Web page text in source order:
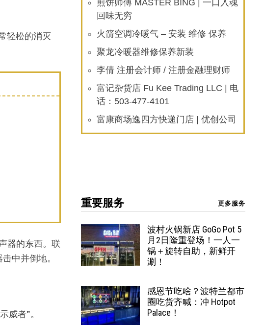
轻松的消灭
器的东西。联
中并倒地。
威者”。
煎饼师傅 MASTER BING | 一口入魂
回味无穷
火箭空调冷暖气 – 安装 维修 保养
聚龙冷暖器维修保养新装
李倩 注册会计师 / 注册金融理财师
富记杂货店 Fu Kee Trading LLC | 电
话：503-477-4101
富康商场逸四方快递门店 | 优创公司
重要服务 更多服务
波村火锅新店 GoGo Pot 5
月2日隆重登场！一人一
锅＋旋转自助，新鲜开
涮！
感恩节吃啥？波特兰都市
圈吃货齐喊：冲 Hotpot
Palace！